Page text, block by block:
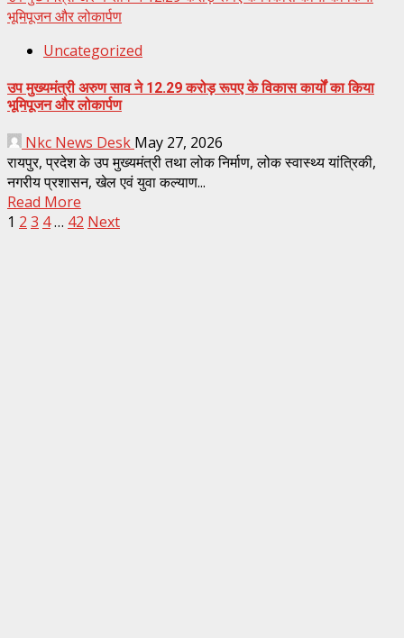
भूमिपूजन और लोकार्पण
Uncategorized
उप मुख्यमंत्री अरुण साव ने 12.29 करोड़ रूपए के विकास कार्यों का किया
भूमिपूजन और लोकार्पण
Nkc News Desk May 27, 2026
रायपुर, प्रदेश के उप मुख्यमंत्री तथा लोक निर्माण, लोक स्वास्थ्य यांत्रिकी,
नगरीय प्रशासन, खेल एवं युवा कल्याण...
Read More
Posts
1 2 3 4… 42 Next